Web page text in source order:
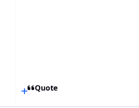
Quote